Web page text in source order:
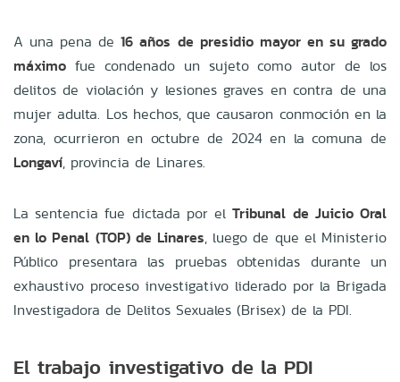
A una pena de16 años de presidio mayor en su grado
máximo fue condenado un sujeto como autor de los
delitos de violación y lesiones graves en contra de una
mujer adulta. Los hechos, que causaron conmoción en la
zona, ocurrieron en octubre de 2024 en la comuna de
Longaví, provincia de Linares.
La sentencia fue dictada por elTribunal de Juicio Oral
en lo Penal (TOP) de Linares, luego de que el Ministerio
Público presentara las pruebas obtenidas durante un
exhaustivo proceso investigativo liderado por la Brigada
Investigadora de Delitos Sexuales (Brisex) de la PDI.
El trabajo investigativo de la PDI